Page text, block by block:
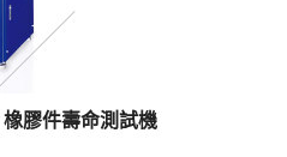
橡膠件壽命測試機